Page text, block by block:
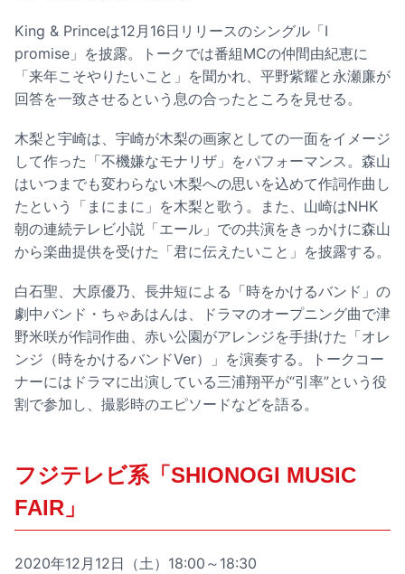
King & Princeは12月16日リリースのシングル「I
promise」を披露。トークでは番組MCの仲間由紀恵に
「来年こそやりたいこと」を聞かれ、平野紫耀と永瀬廉が
回答を一致させるという息の合ったところを見せる。
木梨と宇崎は、宇崎が木梨の画家としての一面をイメージ
して作った「不機嫌なモナリザ」をパフォーマンス。森山
はいつまでも変わらない木梨への思いを込めて作詞作曲し
たという「まにまに」を木梨と歌う。また、山崎はNHK
朝の連続テレビ小説「エール」での共演をきっかけに森山
から楽曲提供を受けた「君に伝えたいこと」を披露する。
白石聖、大原優乃、長井短による「時をかけるバンド」の
劇中バンド・ちゃあはんは、ドラマのオープニング曲で津
野米咲が作詞作曲、赤い公園がアレンジを手掛けた「オレ
ンジ（時をかけるバンドVer）」を演奏する。トークコー
ナーにはドラマに出演している三浦翔平が“引率”という役
割で参加し、撮影時のエピソードなどを語る。
フジテレビ系「SHIONOGI MUSIC
FAIR」
2020年12月12日（土）18:00～18:30